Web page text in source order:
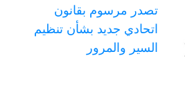
تصدر مرسوم بقانون
اتحادي جديد بشأن تنظيم
السير والمرور